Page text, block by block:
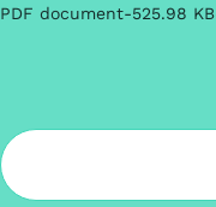
PDF document 525.98 KB